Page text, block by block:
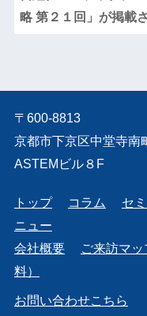
略 第２１回」が掲載
〒600-8813
京都市下京区中堂寺南
ASTEMビル８F
トップ コラム セ
ニュー
会社概要
ご来訪マッ
料）
お問い合わせこちら